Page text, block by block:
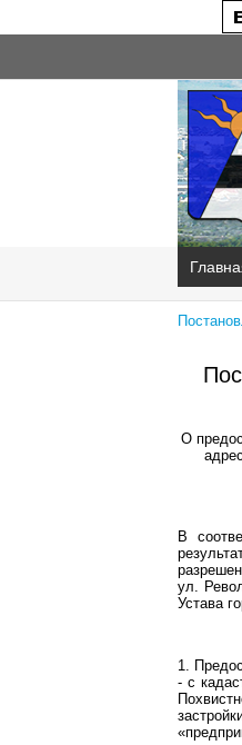
О
В
ул.
Устава
1.
- с